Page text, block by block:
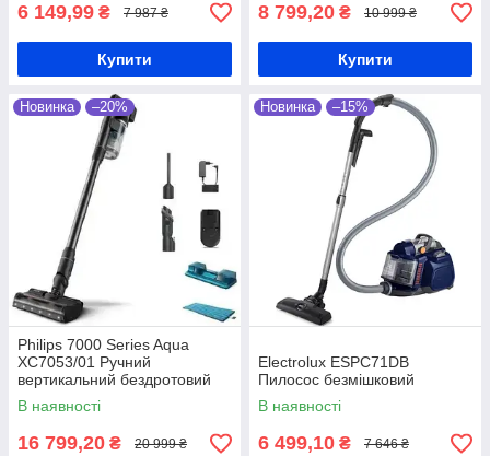
6 149,99 ₴ 7 987 ₴
Купити
8 799,20 ₴ 10 999 ₴
Купити
Новинка –20%
Philips 7000 Series Aqua
XC7053/01 Ручний
вертикальний бездротовий
пилосос
В наявності
16 799,20 ₴ 20 999 ₴
Новинка –15%
Electrolux ESPC71DB
Пилосос безмішковий
В наявності
6 499,10 ₴ 7 646 ₴